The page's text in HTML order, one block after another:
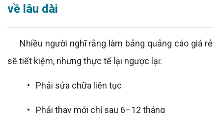
về lâu dài
Nhiều người nghĩ rằng làm bảng quảng cáo giá rẻ
sẽ tiết kiệm, nhưng thực tế lại ngược lại:
• Phải sửa chữa liên tục
• Phải thay mới chỉ sau 6–12 tháng